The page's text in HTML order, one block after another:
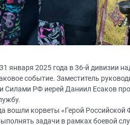
января 2025 года в 36-й дивизии
событие. Заместитель
Силами РФ иерей Даниил Есаков
вошли корветы «Герой
задачи в рамках боевой